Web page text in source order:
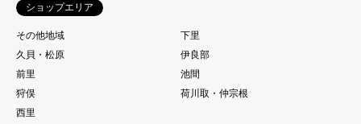
ショップエリア
その他地域
下里
久貝・松原
伊良部
前里
池間
狩俣
荷川取・仲宗根
西里